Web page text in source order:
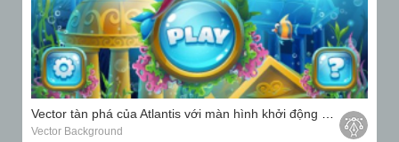
Vector Background